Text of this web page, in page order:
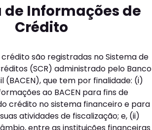
de Informações de
Crédito
são registradas no Sistema de
(SCR) administrado pelo Banco
(BACEN), que tem por finalidade: (i)
ao BACEN para fins de
crédito no sistema financeiro e para
atividades de fiscalização; e, (ii)